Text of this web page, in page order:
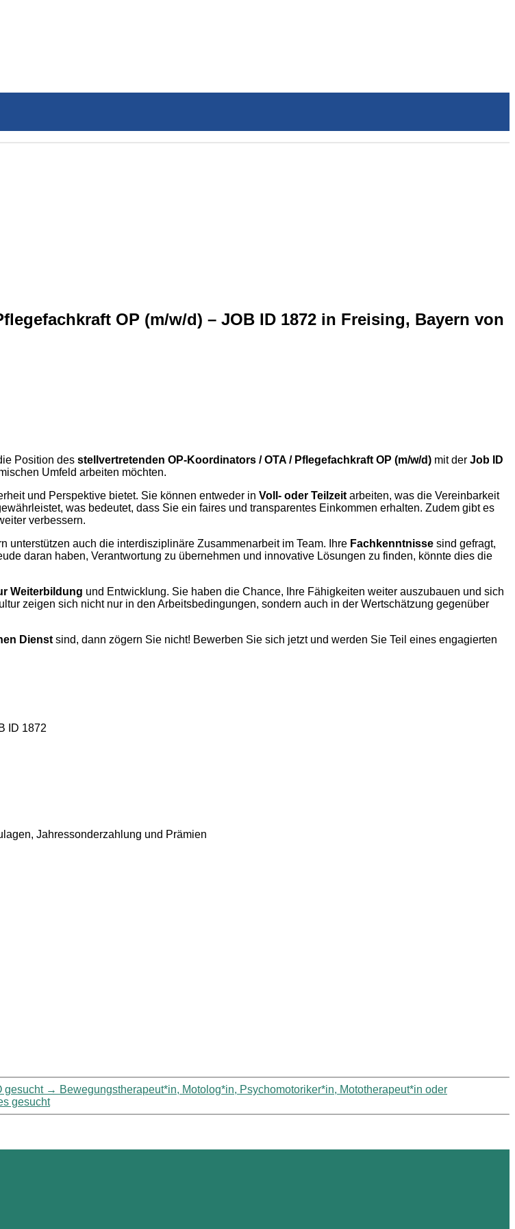
OP (m/w/d) – JOB ID 1872 in Freising, Bayern von
Position des stellvertretenden OP-Koordinators / OTA / Pflegefachkraft OP (m/w/d) mit der Job ID
Umfeld arbeiten möchten.
und Perspektive bietet. Sie können entweder in Voll- oder Teilzeit arbeiten, was die Vereinbarkeit
was bedeutet, dass Sie ein faires und transparentes Einkommen erhalten. Zudem gibt es
verbessern.
unterstützen auch die interdisziplinäre Zusammenarbeit im Team. Ihre Fachkenntnisse sind gefragt,
daran haben, Verantwortung zu übernehmen und innovative Lösungen zu finden, könnte dies die
Weiterbildung und Entwicklung. Sie haben die Chance, Ihre Fähigkeiten weiter auszubauen und sich
zeigen sich nicht nur in den Arbeitsbedingungen, sondern auch in der Wertschätzung gegenüber
Dienst sind, dann zögern Sie nicht! Bewerben Sie sich jetzt und werden Sie Teil eines engagierten
ID 1872
Jahressonderzahlung und Prämien
gesucht → Bewegungstherapeut*in, Motolog*in, Psychomotoriker*in, Mototherapeut*in oder
gesucht